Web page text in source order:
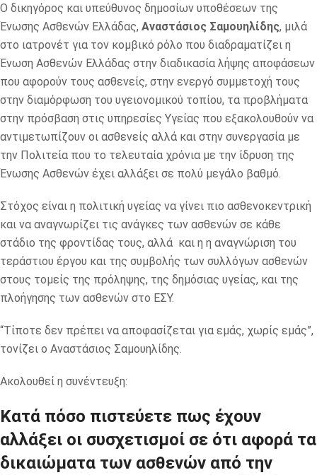
Ο δικηγόρος και υπεύθυνος δημοσίων υποθέσεων της
Ένωσης Ασθενών Ελλάδας, Αναστάσιος Σαμουηλίδης, μιλά
στο ιατρονέτ για τον κομβικό ρόλο που διαδραματίζει η
Ένωση Ασθενών Ελλάδας στην διαδικασία λήψης απoφάσεων
που αφορούν τους ασθενείς, στην ενεργό συμμετοχή τους
στην διαμόρφωση του υγειονομικού τοπίου, τα προβλήματα
στην πρόσβαση στις υπηρεσίες Υγείας που εξακολουθούν να
αντιμετωπίζουν οι ασθενείς αλλά και στην συνεργασία με
την Πολιτεία που το τελευταία χρόνια με την ίδρυση της
Ένωσης Ασθενών έχει αλλάξει σε πολύ μεγάλο βαθμό.
Στόχος είναι η πολιτική υγείας να γίνει πιο ασθενοκεντρική
και να αναγνωρίζει τις ανάγκες των ασθενών σε κάθε
στάδιο της φροντίδας τους, αλλά και η η αναγνώριση του
τεράστιου έργου και της συμβολής των συλλόγων ασθενών
στους τομείς της πρόληψης, της δημόσιας υγείας, και της
πλοήγησης των ασθενών στο ΕΣΥ.
“Τίποτε δεν πρέπει να αποφασίζεται για εμάς, χωρίς εμάς”,
τονίζει ο Αναστάσιος Σαμουηλίδης.
Ακολουθεί η συνέντευξη:
Κατά πόσο πιστεύετε πως έχουν
αλλάξει οι συσχετισμοί σε ότι αφορά τα
δικαιώματα των ασθενών από την